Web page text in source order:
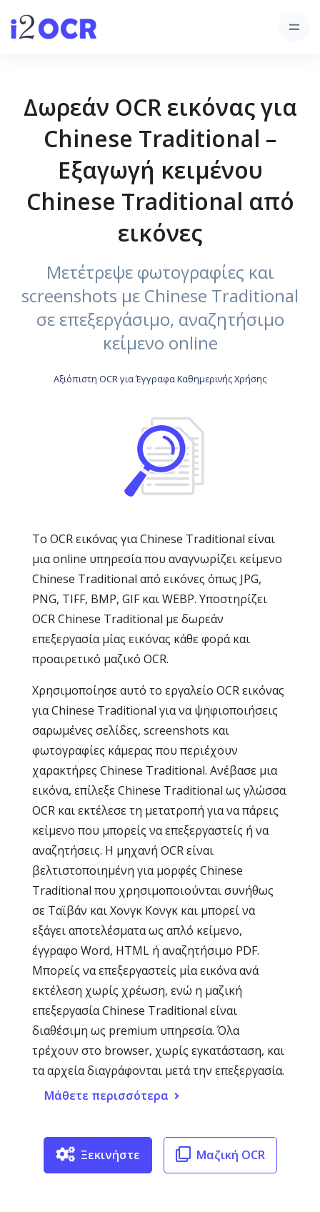
Δωρεάν OCR εικόνας για
Chinese Traditional –
Εξαγωγή κειμένου
Chinese Traditional από
εικόνες
Μετέτρεψε φωτογραφίες και
screenshots με Chinese Traditional
σε επεξεργάσιμο, αναζητήσιμο
κείμενο online
Αξιόπιστη OCR για Έγγραφα Καθημερινής Χρήσης
Το OCR εικόνας για Chinese Traditional είναι
μια online υπηρεσία που αναγνωρίζει κείμενο
Chinese Traditional από εικόνες όπως JPG,
PNG, TIFF, BMP, GIF και WEBP. Υποστηρίζει
OCR Chinese Traditional με δωρεάν
επεξεργασία μίας εικόνας κάθε φορά και
προαιρετικό μαζικό OCR.
Χρησιμοποίησε αυτό το εργαλείο OCR εικόνας
για Chinese Traditional για να ψηφιοποιήσεις
σαρωμένες σελίδες, screenshots και
φωτογραφίες κάμερας που περιέχουν
χαρακτήρες Chinese Traditional. Ανέβασε μια
εικόνα, επίλεξε Chinese Traditional ως γλώσσα
OCR και εκτέλεσε τη μετατροπή για να πάρεις
κείμενο που μπορείς να επεξεργαστείς ή να
αναζητήσεις. Η μηχανή OCR είναι
βελτιστοποιημένη για μορφές Chinese
Traditional που χρησιμοποιούνται συνήθως
σε Ταϊβάν και Χονγκ Κονγκ και μπορεί να
εξάγει αποτελέσματα ως απλό κείμενο,
έγγραφο Word, HTML ή αναζητήσιμο PDF.
Μπορείς να επεξεργαστείς μία εικόνα ανά
εκτέλεση χωρίς χρέωση, ενώ η μαζική
επεξεργασία Chinese Traditional είναι
διαθέσιμη ως premium υπηρεσία. Όλα
τρέχουν στο browser, χωρίς εγκατάσταση, και
τα αρχεία διαγράφονται μετά την επεξεργασία.
Μάθετε περισσότερα
Ξεκινήστε Μαζική OCR